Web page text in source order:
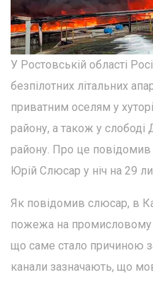
У Ростовській області
безпілотних літальних
приватним оселям у
району, а також у слободі
району. Про це повідомив
Юрій Слюсар у ніч на 29
Як повідомив слюсар, в
пожежа на промисловому
що саме стало причиною
канали зазначають, що